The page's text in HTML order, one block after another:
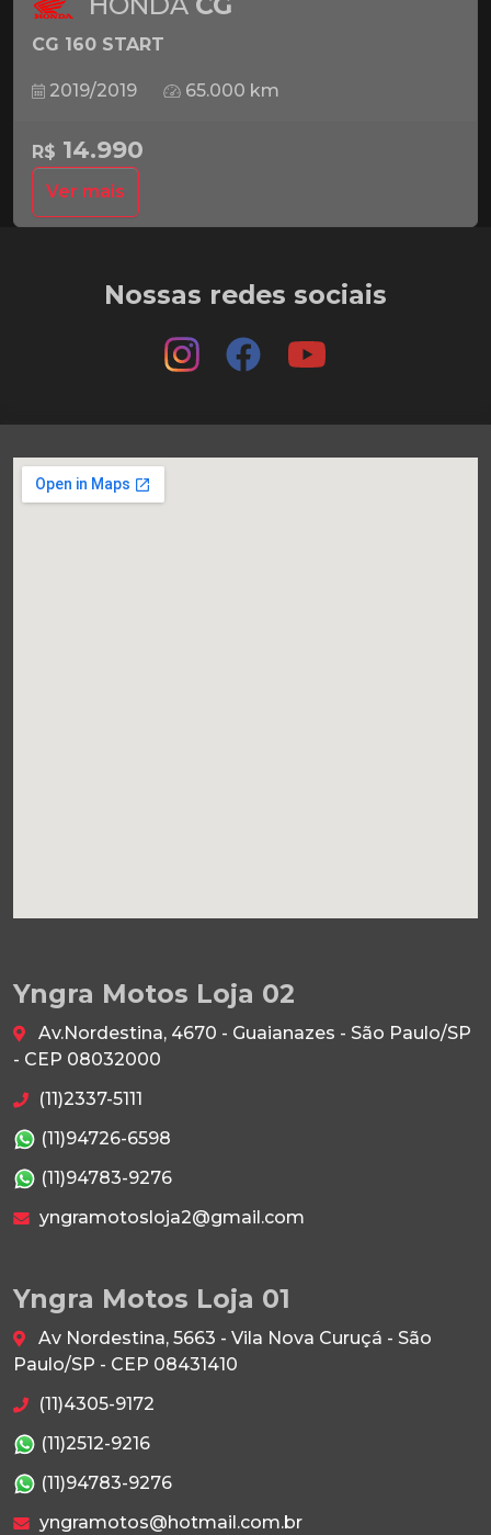
CG 160 START
2019/2019 65.000 km
R$ 14.990
Ver mais
Nossas redes sociais
Yngra Motos Loja 02
Av.Nordestina, 4670 - Guaianazes - São Paulo/SP
- CEP 08032000
(11)2337-5111
(11)94726-6598
(11)94783-9276
yngramotosloja2@gmail.com
Yngra Motos Loja 01
Av Nordestina, 5663 - Vila Nova Curuçá - São
Paulo/SP - CEP 08431410
(11)4305-9172
(11)2512-9216
(11)94783-9276
yngramotos@hotmail.com.br